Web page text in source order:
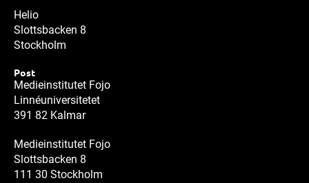
Helio
Slottsbacken 8
Stockholm
Post
Medieinstitutet Fojo
Linnéuniversitetet
391 82 Kalmar
Medieinstitutet Fojo
Slottsbacken 8
111 30 Stockholm